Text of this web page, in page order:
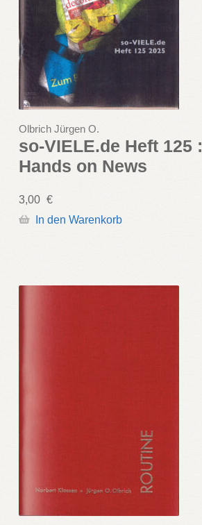
Olbrich Jürgen O.
so-VIELE.de Heft 125 :
Hands on News
3,00 €
In den Warenkorb